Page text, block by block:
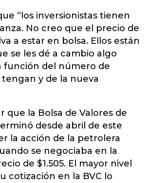
“los inversionistas tienen
No creo que el precio de
a estar en bolsa. Ellos están
se les dé a cambio algo
función del número de
y de la nueva
que la Bolsa de Valores de
desde abril de este
la acción de la petrolera
se negociaba en la
de $1.505. El mayor nivel
cotización en la BVC lo